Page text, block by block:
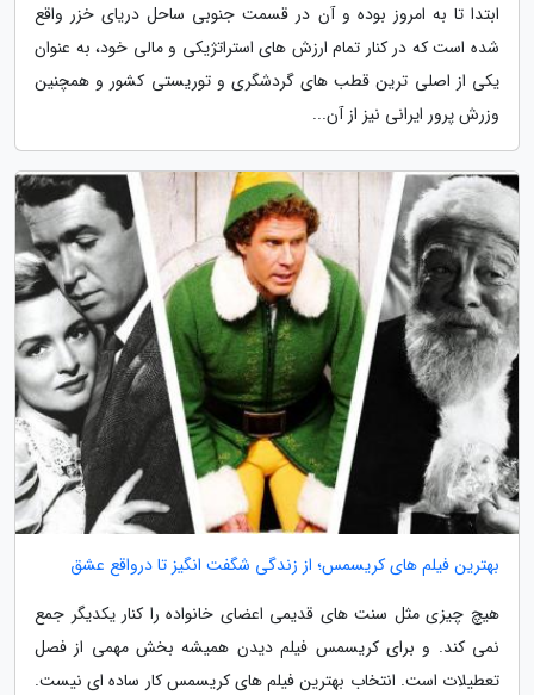
ابتدا تا به امروز بوده و آن در قسمت جنوبی ساحل دریای خزر واقع
شده است که در کنار تمام ارزش های استراتژیکی و مالی خود، به عنوان
یکی از اصلی ترین قطب های گردشگری و توریستی کشور و همچنین
وزرش پرور ایرانی نیز از آن...
بهترین فیلم های کریسمس؛ از زندگی شگفت انگیز تا درواقع عشق
هیچ چیزی مثل سنت های قدیمی اعضای خانواده را کنار یکدیگر جمع
نمی کند. و برای کریسمس فیلم دیدن همیشه بخش مهمی از فصل
تعطیلات است. انتخاب بهترین فیلم های کریسمس کار ساده ای نیست.